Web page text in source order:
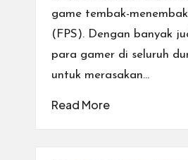
game tembak-
(FPS). Dengan banyak
para gamer di seluruh
untuk merasakan…
Read More